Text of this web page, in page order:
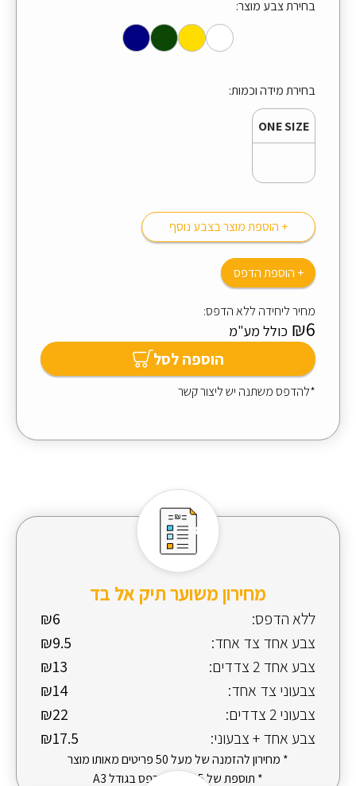
בחירת צבע מוצר:
בחירת מידה וכמות:
ONE SIZE
+ הוספת מוצר בצבע נוסף
+ הוספת הדפס
הוספה לסל
מחיר ליחידה ללא הדפס:
₪6 כולל מע"מ
*להדפס משתנה יש ליצור קשר
מחירון משוער תיק אל בד
ללא הדפס:
₪6
צבע אחד צד אחד:
₪9.5
צבע אחד 2 צדדים:
₪13
צבעוני צד אחד:
₪14
צבעוני 2 צדדים:
₪22
צבע אחד + צבעוני:
₪17.5
* מחירון להזמנה של מעל 50 פריטים מאותו מוצר
* תוספת של 5 ש"ח להדפס בגודל A3